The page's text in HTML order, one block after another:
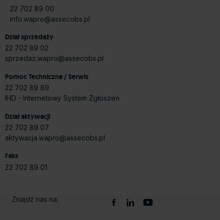
22 702 89 00
info.wapro@assecobs.pl
Dział sprzedaży
22 702 89 02
sprzedaz.wapro@assecobs.pl
Pomoc Techniczna / Serwis
22 702 89 89
IHD - Internetowy System Zgłoszeń
Dział aktywacji
22 702 89 07
aktywacja.wapro@assecobs.pl
Faks
22 702 89 01
Znajdź nas na: